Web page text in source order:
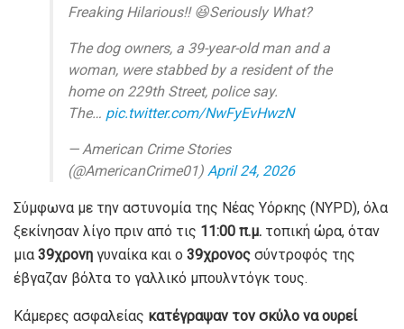
Freaking Hilarious!! 😆Seriously What?
The dog owners, a 39-year-old man and a
woman, were stabbed by a resident of the
home on 229th Street, police say.
The… pic.twitter.com/NwFyEvHwzN
— American Crime Stories
(@AmericanCrime01) April 24, 2026
Σύμφωνα με την αστυνομία της Νέας Υόρκης (NYPD), όλα
ξεκίνησαν λίγο πριν από τις 11:00 π.μ. τοπική ώρα, όταν
μια 39χρονη γυναίκα και ο 39χρονος σύντροφός της
έβγαζαν βόλτα το γαλλικό μπουλντόγκ τους.
Κάμερες ασφαλείας κατέγραψαν τον σκύλο να ουρεί